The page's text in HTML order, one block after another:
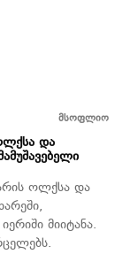
მსოფლიო
და
ოლქსა და
მიიტანა.